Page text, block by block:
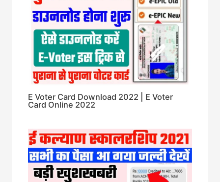
E Voter Card Download 2022 | E Voter
Card Online 2022